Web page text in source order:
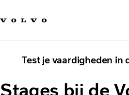
Sustainable
Investors
Suppliers
Test je vaardigheden in
Stages bij de